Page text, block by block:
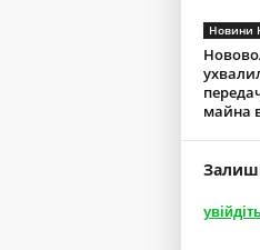
Новини
майна